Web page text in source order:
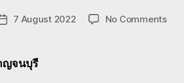
Post7 August 2022 No Commentson
ญจนบุรี